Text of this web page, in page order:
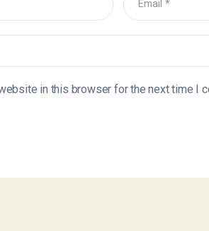
in this browser for the next time I